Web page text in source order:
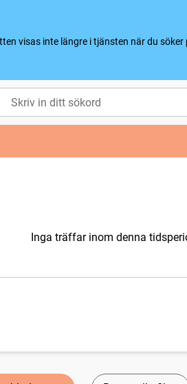
visas inte längre i tjänsten när du söker
Inga träffar inom denna